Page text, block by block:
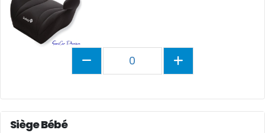
0
Siège Bébé